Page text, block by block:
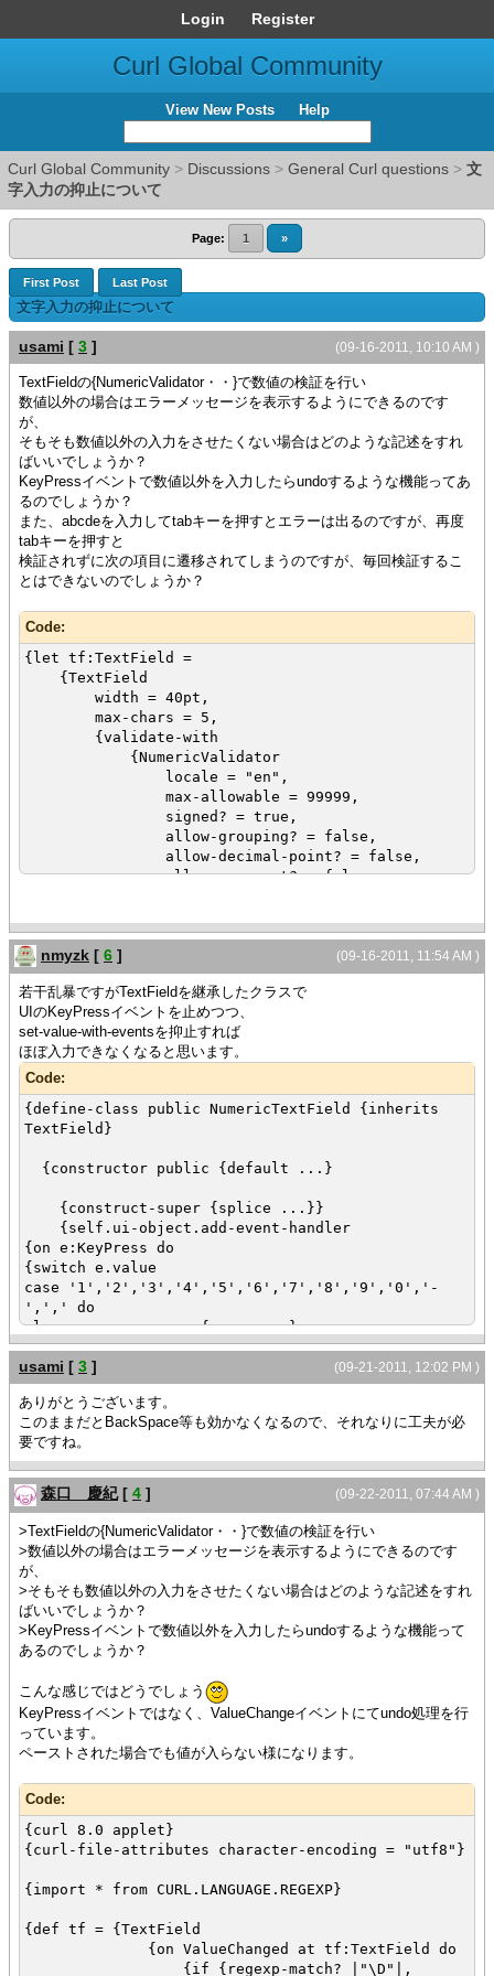
Login Register
Curl Global Community
View New Posts Help
Curl Global Community > Discussions > General Curl questions > 文
字入力の抑止について
Page: 1 »
First Post Last Post
文字入力の抑止について
(09-16-2011, 10:10 AM )
usami [ 3 ]
TextFieldの{NumericValidator・・}で数値の検証を行い
数値以外の場合はエラーメッセージを表示するようにできるのです
が、
そもそも数値以外の入力をさせたくない場合はどのような記述をすれ
ばいいでしょうか？
KeyPressイベントで数値以外を入力したらundoするような機能ってあ
るのでしょうか？
また、abcdeを入力してtabキーを押すとエラーは出るのですが、再度
tabキーを押すと
検証されずに次の項目に遷移されてしまうのですが、毎回検証するこ
とはできないのでしょうか？
Code:
{let tf:TextField =
{TextField
width = 40pt,
max-chars = 5,
{validate-with
{NumericValidator
locale = "en",
max-allowable = 99999,
signed? = true,
allow-grouping? = false,
allow-decimal-point? = false,
allow-exponent? = false
dialog-on-finished? = true,
message="入力は半角数字5文字までです。",
refocus? = true
}
}
}
{let tf2:TextField =
{TextField
width = 40pt
}
}
(09-16-2011, 11:54 AM )
nmyzk [ 6 ]
若干乱暴ですがTextFieldを継承したクラスで
UIのKeyPressイベントを止めつつ、
set-value-with-eventsを抑止すれば
ほぼ入力できなくなると思います。
Code:
{define-class public NumericTextField {inherits
TextField}
{constructor public {default ...}
{construct-super {splice ...}}
{self.ui-object.add-event-handler
{on e:KeyPress do
{switch e.value
case '1','2','3','4','5','6','7','8','9','0','-
',',' do
else {e.consume}
}
}
}
set self.halign = "right"
}
{method public {set-value-with-events
val:String}:void
{for c:char in val do
{switch c
case '1','2','3','4','5','6','7','8','9','0','-
',',' do
else {return}
}
{super.set-value-with-events val} }
}
{NumericTextField value = "150"}
(09-21-2011, 12:02 PM )
usami [ 3 ]
ありがとうございます。
このままだとBackSpace等も効かなくなるので、それなりに工夫が必
要ですね。
(09-22-2011, 07:44 AM )
森口 慶紀 [ 4 ]
>TextFieldの{NumericValidator・・}で数値の検証を行い
>数値以外の場合はエラーメッセージを表示するようにできるのです
が、
>そもそも数値以外の入力をさせたくない場合はどのような記述をすれ
ばいいでしょうか？
>KeyPressイベントで数値以外を入力したらundoするような機能って
あるのでしょうか？
こんな感じではどうでしょう
KeyPressイベントではなく、ValueChangeイベントにてundo処理を行
っています。
ペーストされた場合でも値が入らない様になります。
Code:
{curl 8.0 applet}
{curl-file-attributes character-encoding = "utf8"}
{import * from CURL.LANGUAGE.REGEXP}
{def tf = {TextField
{on ValueChanged at tf:TextField do
{if {regexp-match? |"\D"|,